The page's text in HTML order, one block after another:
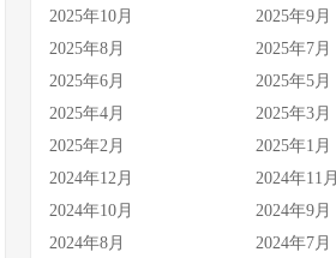
2025年10月
2025年9月
2025年8月
2025年7月
2025年6月
2025年5月
2025年4月
2025年3月
2025年2月
2025年1月
2024年12月
2024年11月
2024年10月
2024年9月
2024年8月
2024年7月